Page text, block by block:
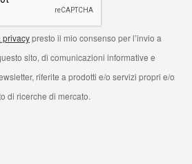
privacypresto il mio consenso per l’invio a
sito, di comunicazioni informative e
riferite a prodotti e/o servizi propri e/o
di ricerche di mercato.